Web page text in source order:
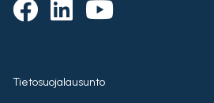
Tietosuojalausunto